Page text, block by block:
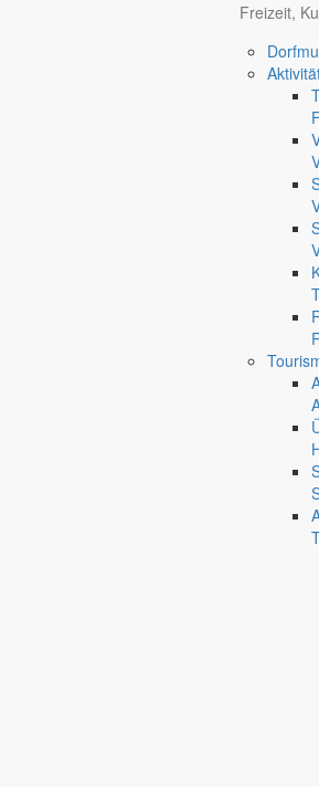
Freizeit,
Offenlegung von
Die vermessungstechnischen
Öffentliche
Die Grenzen des Flurstückes 107/5
Festsetzung der
In der Januar-Ausgabe 2022 des
Die Landesdirektion Sachsen hat am